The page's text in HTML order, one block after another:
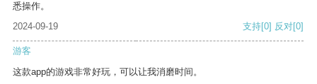
悉操作。
2024-09-19
支持[0] 反对[0]
游客
这款app的游戏非常好玩，可以让我消磨时间。